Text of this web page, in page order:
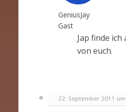
GeniusJay
Gast
Jap finde ich
von euch.
22. September 2011